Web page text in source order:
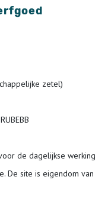
zetel)
de dagelijkse werking
De site is eigendom van